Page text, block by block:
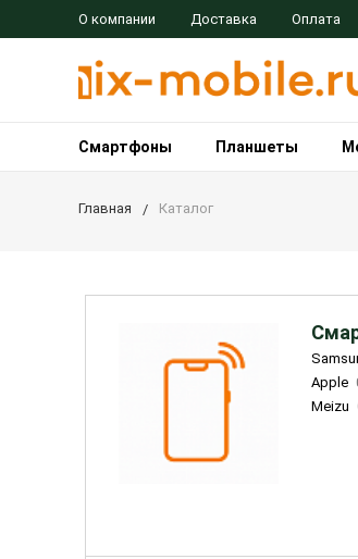
О компании Доставка Оплата
Смартфоны Планшеты
Главная Каталог
Apple
Meizu